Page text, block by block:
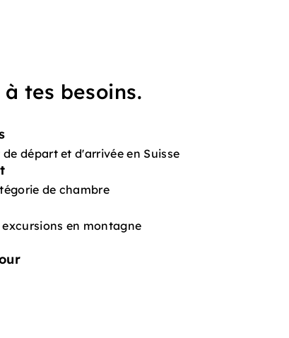
tes besoins.
départ et d'arrivée en Suisse
de chambre
en montagne